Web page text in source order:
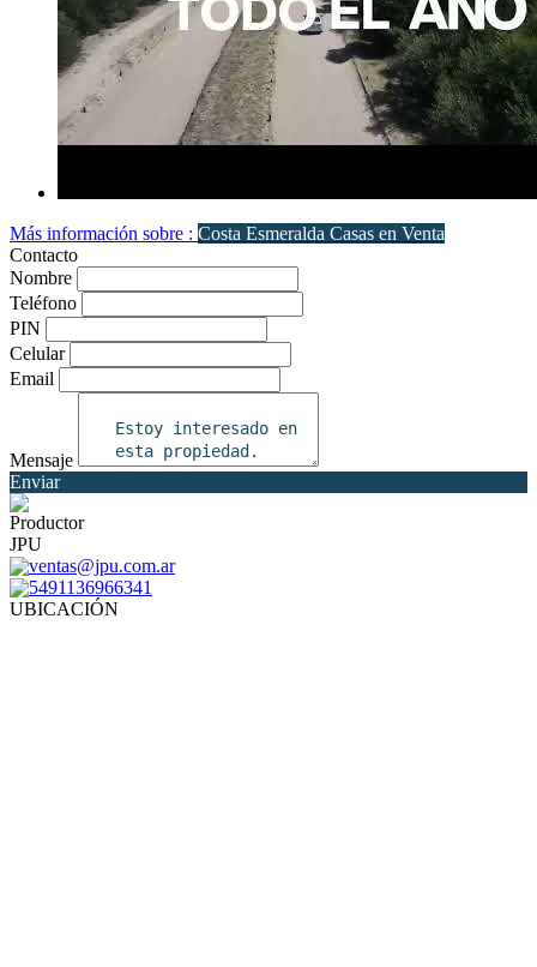
Más información sobre : Costa Esmeralda Casas en Venta
Contacto
Nombre
Teléfono
PIN
Celular
Email
Mensaje
Enviar
Productor
JPU
ventas@jpu.com.ar
5491136966341
UBICACIÓN